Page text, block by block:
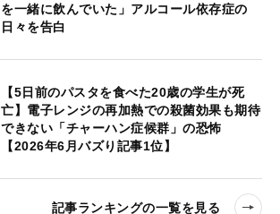
を一緒に飲んでいた」アルコール依存症の
日々を告白
【5日前のパスタを食べた20歳の学生が死
亡】電子レンジの再加熱での殺菌効果も期待
できない「チャーハン症候群」の恐怖
【2026年6月バズり記事1位】
記事ランキングの一覧を見る